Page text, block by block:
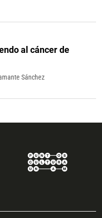
al cáncer de
Sánchez